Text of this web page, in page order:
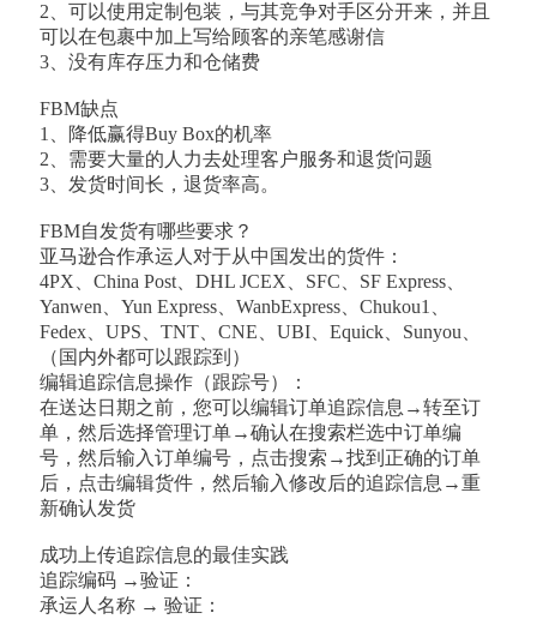
2、可以使用定制包装，与其竞争对手区分开来，并且
可以在包裹中加上写给顾客的亲笔感谢信
3、没有库存压力和仓储费
FBM缺点
1、降低赢得Buy Box的机率
2、需要大量的人力去处理客户服务和退货问题
3、发货时间长，退货率高。
FBM自发货有哪些要求？
亚马逊合作承运人对于从中国发出的货件：
4PX、China Post、DHL JCEX、SFC、SF Express、
Yanwen、Yun Express、WanbExpress、Chukou1、
Fedex、UPS、TNT、CNE、UBI、Equick、Sunyou、
（国内外都可以跟踪到）
编辑追踪信息操作（跟踪号）：
在送达日期之前，您可以编辑订单追踪信息→转至订
单，然后选择管理订单→确认在搜索栏选中订单编
号，然后输入订单编号，点击搜索→找到正确的订单
后，点击编辑货件，然后输入修改后的追踪信息→重
新确认发货
成功上传追踪信息的最佳实践
追踪编码 →验证：
承运人名称 → 验证：